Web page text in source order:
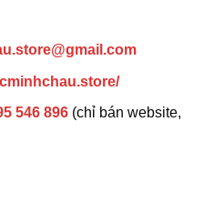
546 896 (chỉ bán website,